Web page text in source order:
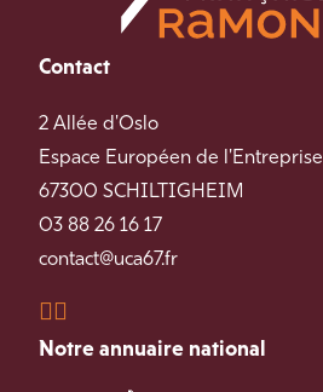
Contact
2 Allée d'Oslo
Espace Européen de l'Entreprise
67300 SCHILTIGHEIM
03 88 26 16 17
contact@uca67.fr
Notre annuaire national